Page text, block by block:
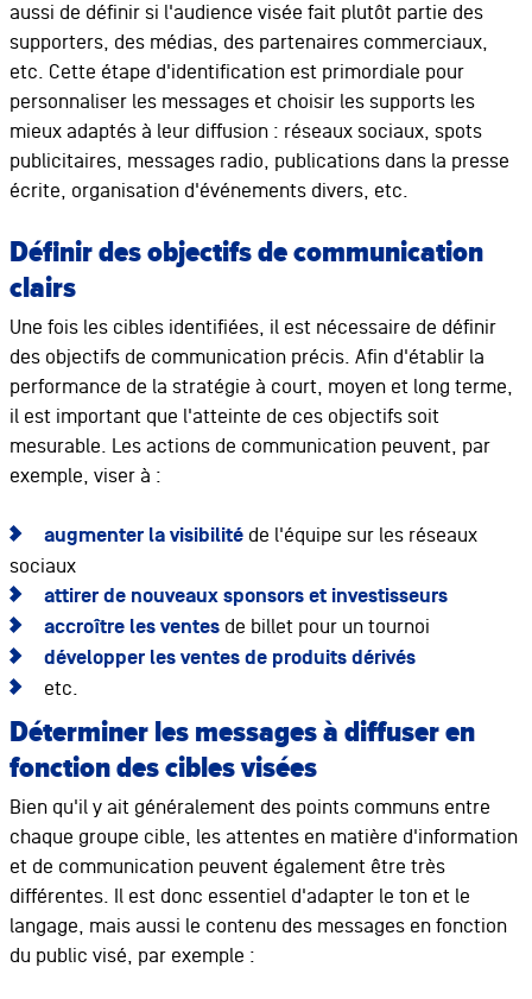
aussi de définir si l'audience visée fait plutôt partie des
supporters, des médias, des partenaires commerciaux,
etc. Cette étape d'identification est primordiale pour
personnaliser les messages et choisir les supports les
mieux adaptés à leur diffusion : réseaux sociaux, spots
publicitaires, messages radio, publications dans la presse
écrite, organisation d'événements divers, etc.
Définir des objectifs de communication
clairs
Une fois les cibles identifiées, il est nécessaire de définir
des objectifs de communication précis. Afin d'établir la
performance de la stratégie à court, moyen et long terme,
il est important que l'atteinte de ces objectifs soit
mesurable. Les actions de communication peuvent, par
exemple, viser à :
augmenter la visibilité de l'équipe sur les réseaux
sociaux
attirer de nouveaux sponsors et investisseurs
accroître les ventesde billet pour un tournoi
développer les ventes de produits dérivés
etc.
Déterminer les messages à diffuser en
fonction des cibles visées
Bien qu'il y ait généralement des points communs entre
chaque groupe cible, les attentes en matière d'information
et de communication peuvent également être très
différentes. Il est donc essentiel d'adapter le ton et le
langage, mais aussi le contenu des messages en fonction
du public visé, par exemple :